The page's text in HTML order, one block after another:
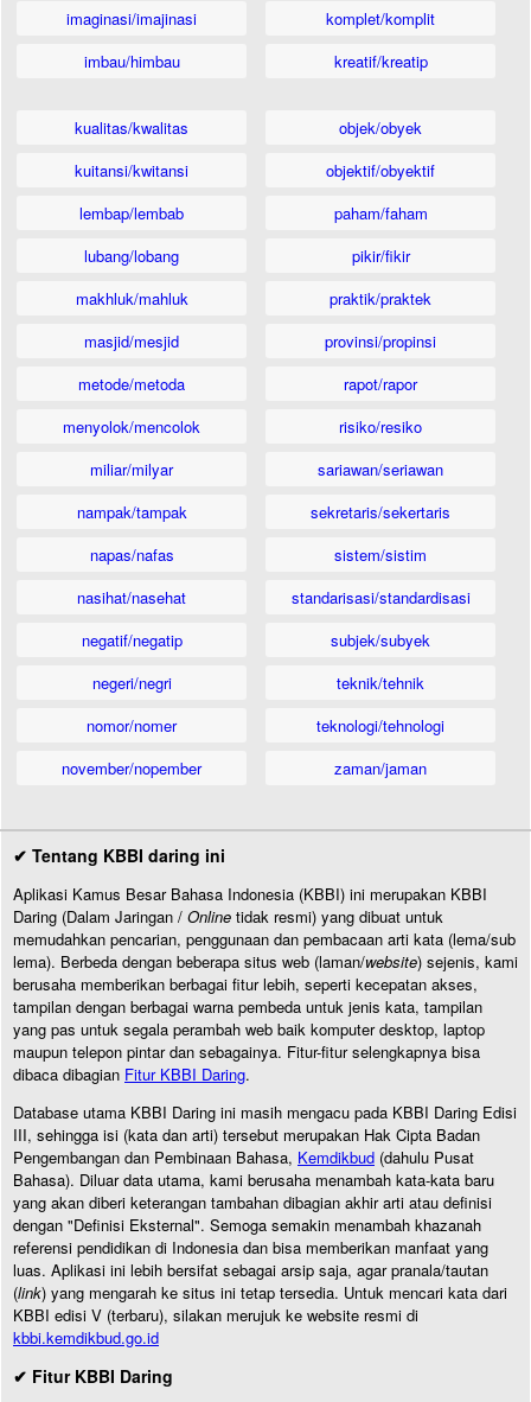
imaginasi/imajinasi
imbau/himbau
komplet/komplit
kreatif/kreatip
kualitas/kwalitas
kuitansi/kwitansi
lembap/lembab
lubang/lobang
makhluk/mahluk
masjid/mesjid
metode/metoda
menyolok/mencolok
miliar/milyar
nampak/tampak
napas/nafas
nasihat/nasehat
negatif/negatip
negeri/negri
nomor/nomer
november/nopember
objek/obyek
objektif/obyektif
paham/faham
pikir/fikir
praktik/praktek
provinsi/propinsi
rapot/rapor
risiko/resiko
sariawan/seriawan
sekretaris/sekertaris
sistem/sistim
standarisasi/standardisasi
subjek/subyek
teknik/tehnik
teknologi/tehnologi
zaman/jaman
✔ Tentang KBBI daring ini
Aplikasi Kamus Besar Bahasa Indonesia (KBBI) ini merupakan KBBI
Daring (Dalam Jaringan / Online tidak resmi) yang dibuat untuk
memudahkan pencarian, penggunaan dan pembacaan arti kata (lema/sub
lema). Berbeda dengan beberapa situs web (laman/website) sejenis, kami
berusaha memberikan berbagai fitur lebih, seperti kecepatan akses,
tampilan dengan berbagai warna pembeda untuk jenis kata, tampilan
yang pas untuk segala perambah web baik komputer desktop, laptop
maupun telepon pintar dan sebagainya. Fitur-fitur selengkapnya bisa
dibaca dibagian Fitur KBBI Daring.
Database utama KBBI Daring ini masih mengacu pada KBBI Daring Edisi
III, sehingga isi (kata dan arti) tersebut merupakan Hak Cipta Badan
Pengembangan dan Pembinaan Bahasa, Kemdikbud (dahulu Pusat
Bahasa). Diluar data utama, kami berusaha menambah kata-kata baru
yang akan diberi keterangan tambahan dibagian akhir arti atau definisi
dengan "Definisi Eksternal". Semoga semakin menambah khazanah
referensi pendidikan di Indonesia dan bisa memberikan manfaat yang
luas. Aplikasi ini lebih bersifat sebagai arsip saja, agar pranala/tautan
(link) yang mengarah ke situs ini tetap tersedia. Untuk mencari kata dari
KBBI edisi V (terbaru), silakan merujuk ke website resmi di
kbbi.kemdikbud.go.id
✔ Fitur KBBI Daring